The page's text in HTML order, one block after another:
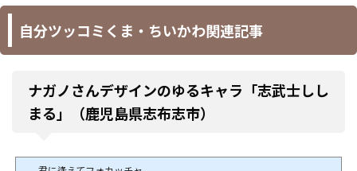
自分ツッコミくま・ちいかわ関連記事
ナガノさんデザインのゆるキャラ「志武士しし
まる」（鹿児島県志布志市）